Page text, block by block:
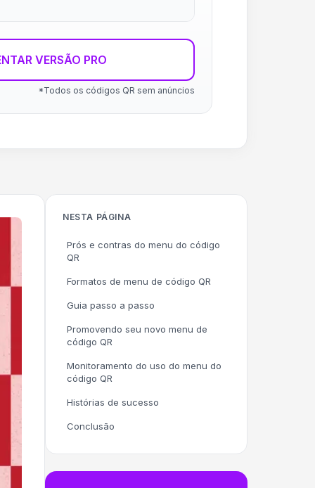
VERSÃO PRO
*Todos os códigos QR sem anúncios
NESTA PÁGINA
Prós e contras do menu do código
QR
Formatos de menu de código QR
Guia passo a passo
Promovendo seu novo menu de
código QR
Monitoramento do uso do menu do
código QR
Histórias de sucesso
Conclusão